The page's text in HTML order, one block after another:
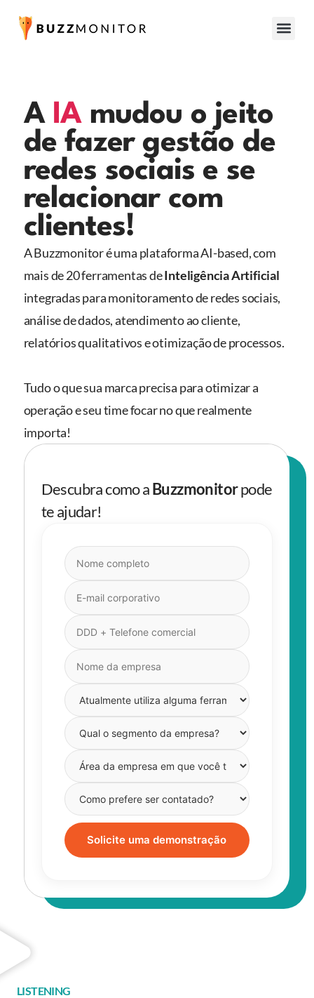
A IAmudou o jeito
de fazer gestão de
redes sociais e se
relacionar com
clientes!
A Buzzmonitor é uma plataforma AI-based, com
mais de 20 ferramentas deInteligência Artificial
integradaspara monitoramento de redes sociais,
análise de dados, atendimento ao cliente,
relatórios qualitativos e otimização de processos.
Tudo o que sua marca precisa para otimizar a
operação e seu time focar no que realmente
importa!
Descubra como aBuzzmonitorpode
te ajudar!
Solicite uma demonstração
LISTENING